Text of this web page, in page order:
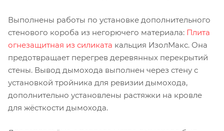
Выполнены работы по установке дополнительного
стенового короба из негорючего материала: Плита
огнезащитная из силиката кальция ИзолМакс. Она
предотвращает перегрев деревянных перекрытий
стены. Вывод дымохода выполнен через стену с
установкой тройника для ревизии дымохода,
дополнительно установлены растяжки на кровле
для жёсткости дымохода.